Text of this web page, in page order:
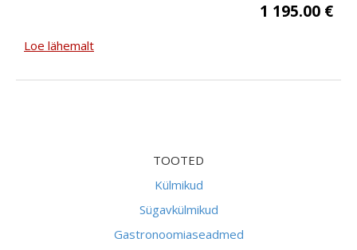
1 195.00 €
Loe lähemalt
TOOTED
Külmikud
Sügavkülmikud
Gastronoomiaseadmed